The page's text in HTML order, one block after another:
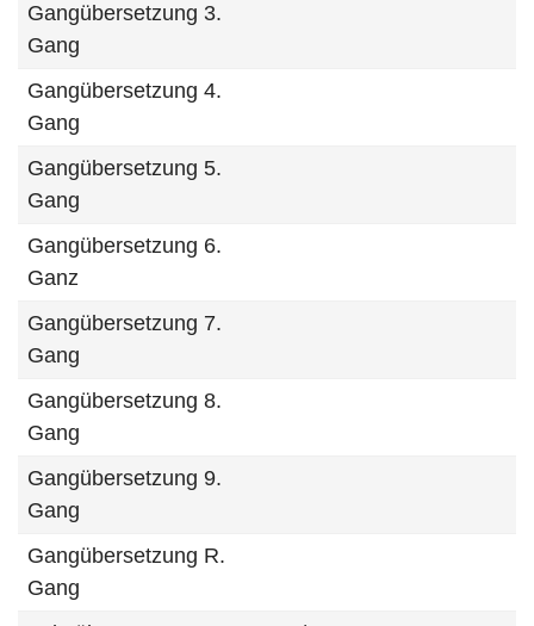
Gangübersetzung 3.
Gang
Gangübersetzung 4.
Gang
Gangübersetzung 5.
Gang
Gangübersetzung 6.
Ganz
Gangübersetzung 7.
Gang
Gangübersetzung 8.
Gang
Gangübersetzung 9.
Gang
Gangübersetzung R.
Gang